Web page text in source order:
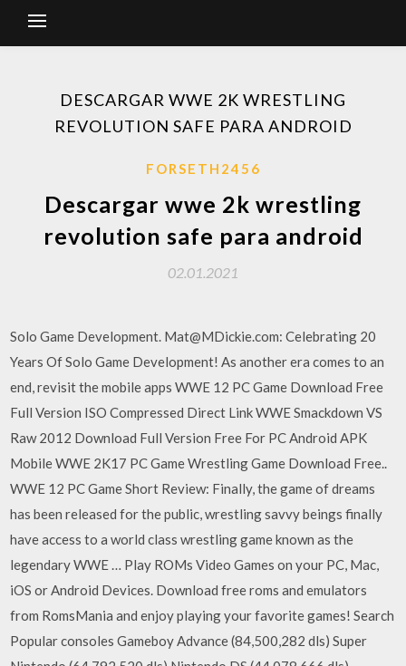
DESCARGAR WWE 2K WRESTLING
REVOLUTION SAFE PARA ANDROID
FORSETH2456
Descargar wwe 2k wrestling
revolution safe para android
02.01.2021
Solo Game Development. Mat@MDickie.com: Celebrating 20
Years Of Solo Game Development! As another era comes to an
end, revisit the mobile apps WWE 12 PC Game Download Free
Full Version ISO Compressed Direct Link WWE Smackdown VS
Raw 2012 Download Full Version Free For PC Android APK
Mobile WWE 2K17 PC Game Wrestling Game Download Free..
WWE 12 PC Game Short Review: Finally, the game of dreams
has been released for the public, wrestling savvy beings finally
have access to a world class wrestling game known as the
legendary WWE … Play ROMs Video Games on your PC, Mac,
iOS or Android Devices. Download free roms and emulators
from RomsMania and enjoy playing your favorite games! Search
Popular consoles Gameboy Advance (84,500,282 dls) Super